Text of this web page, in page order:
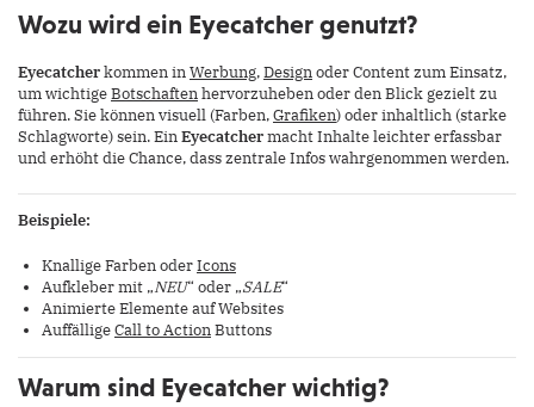
Wozu wird ein Eyecatcher genutzt?
Eyecatcherkommen inWerbung,Designoder Content zum Einsatz,
um wichtigeBotschaftenhervorzuheben oder den Blick gezielt zu
führen. Sie können visuell (Farben,Grafiken) oder inhaltlich (starke
Schlagworte) sein. EinEyecatchermacht Inhalte leichter erfassbar
und erhöht die Chance, dass zentrale Infos wahrgenommen werden.
Beispiele:
Knallige Farben oderIcons
Aufkleber mit „NEU“ oder „SALE“
Animierte Elemente auf Websites
AuffälligeCall to ActionButtons
Warum sind Eyecatcher wichtig?